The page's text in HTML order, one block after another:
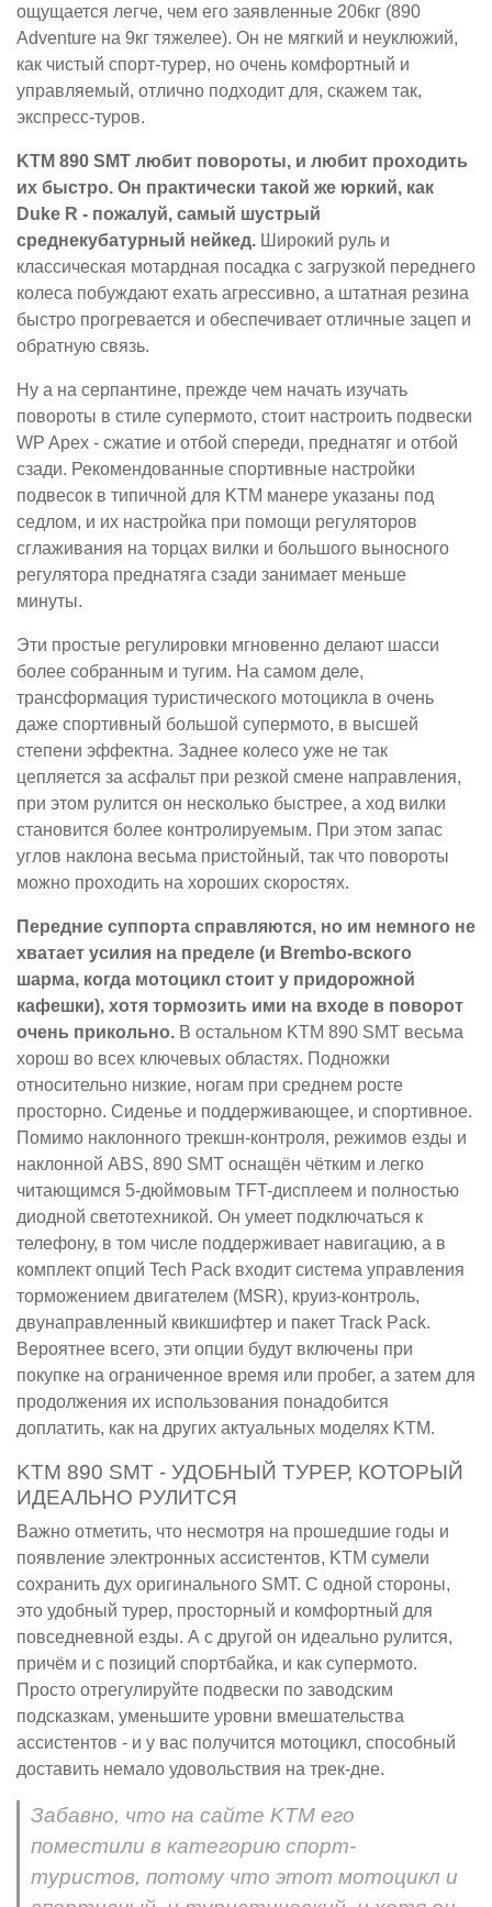
ощущается легче, чем его заявленные 206кг (890
Adventure на 9кг тяжелее). Он не мягкий и неуклюжий,
как чистый спорт-турер, но очень комфортный и
управляемый, отлично подходит для, скажем так,
экспресс-туров.
KTM 890 SMT любит повороты, и любит проходить
их быстро. Он практически такой же юркий, как
Duke R - пожалуй, самый шустрый
среднекубатурный нейкед. Широкий руль и
классическая мотардная посадка с загрузкой переднего
колеса побуждают ехать агрессивно, а штатная резина
быстро прогревается и обеспечивает отличные зацеп и
обратную связь.
Ну а на серпантине, прежде чем начать изучать
повороты в стиле супермото, стоит настроить подвески
WP Apex - сжатие и отбой спереди, преднатяг и отбой
сзади. Рекомендованные спортивные настройки
подвесок в типичной для KTM манере указаны под
седлом, и их настройка при помощи регуляторов
сглаживания на торцах вилки и большого выносного
регулятора преднатяга сзади занимает меньше
минуты.
Эти простые регулировки мгновенно делают шасси
более собранным и тугим. На самом деле,
трансформация туристического мотоцикла в очень
даже спортивный большой супермото, в высшей
степени эффектна. Заднее колесо уже не так
цепляется за асфальт при резкой смене направления,
при этом рулится он несколько быстрее, а ход вилки
становится более контролируемым. При этом запас
углов наклона весьма пристойный, так что повороты
можно проходить на хороших скоростях.
Передние суппорта справляются, но им немного не
хватает усилия на пределе (и Brembo-вского
шарма, когда мотоцикл стоит у придорожной
кафешки), хотя тормозить ими на входе в поворот
очень прикольно. В остальном KTM 890 SMT весьма
хорош во всех ключевых областях. Подножки
относительно низкие, ногам при среднем росте
просторно. Сиденье и поддерживающее, и спортивное.
Помимо наклонного трекшн-контроля, режимов езды и
наклонной ABS, 890 SMT оснащён чётким и легко
читающимся 5-дюймовым TFT-дисплеем и полностью
диодной светотехникой. Он умеет подключаться к
телефону, в том числе поддерживает навигацию, а в
комплект опций Tech Pack входит система управления
торможением двигателем (MSR), круиз-контроль,
двунаправленный квикшифтер и пакет Track Pack.
Вероятнее всего, эти опции будут включены при
покупке на ограниченное время или пробег, а затем для
продолжения их использования понадобится
доплатить, как на других актуальных моделях KTM.
KTM 890 SMT - УДОБНЫЙ ТУРЕР, КОТОРЫЙ
ИДЕАЛЬНО РУЛИТСЯ
Важно отметить, что несмотря на прошедшие годы и
появление электронных ассистентов, KTM сумели
сохранить дух оригинального SMT. С одной стороны,
это удобный турер, просторный и комфортный для
повседневной езды. А с другой он идеально рулится,
причём и с позиций спортбайка, и как супермото.
Просто отрегулируйте подвески по заводским
подсказкам, уменьшите уровни вмешательства
ассистентов - и у вас получится мотоцикл, способный
доставить немало удовольствия на трек-дне.
Забавно, что на сайте KTM его
поместили в категорию спорт-
туристов, потому что этот мотоцикл и